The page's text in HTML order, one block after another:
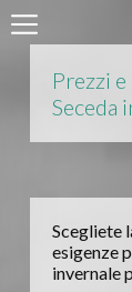
Prezzi
Seceda
Scegliete
esigenze
invernale